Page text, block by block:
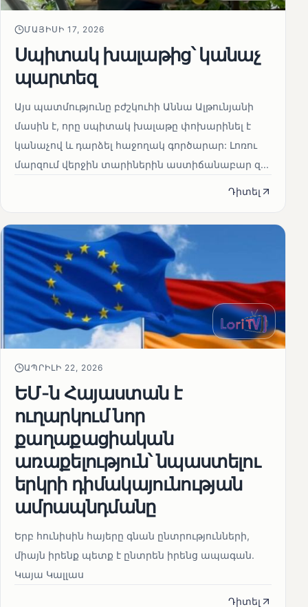
ՄԱՅԻՍԻ 17, 2026
Սպիտակ խալաթից՝ կանաչ
պարտեզ
Այս պատմությունը բժշկուհի Աննա Ալթունյանի
մասին է, որը սպիտակ խալաթը փոխարինել է
կանաչով և դարձել հաջողակ գործարար: Լոռու
մարզում վերջին տարիներին աստիճանաբար զ...
Դիտել
ԱՊՐԻԼԻ 22, 2026
ԵՄ-ն Հայաստան է
ուղարկում նոր
քաղաքացիական
առաքելություն՝ նպաստելու
երկրի դիմակայունության
ամրապնդմանը
Երբ հունիսին հայերը գնան ընտրությունների,
միայն իրենք պետք է ընտրեն իրենց ապագան.
Կայա Կալլաս
Դիտել